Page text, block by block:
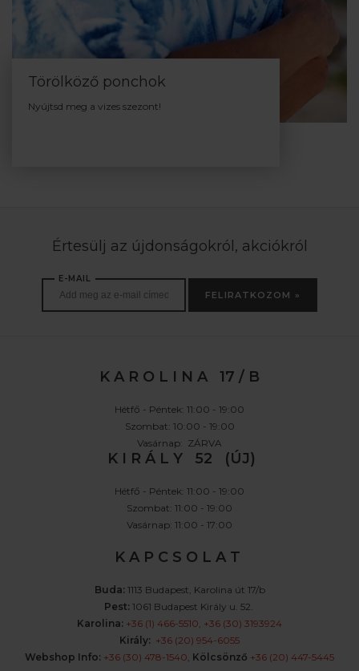
Törölköző ponchok
Nyújtsd meg a vizes szezont!
Értesülj az újdonságokról, akciókról
E-MAIL
FELIRATKOZOM »
K A R O L I N A 17 / B
Hétfő - Péntek: 11:00 - 19:00
Szombat: 10:00 - 19:00
Vasárnap: ZÁRVA
K I R Á L Y 52 (ÚJ)
Hétfő - Péntek: 11:00 - 19:00
Szombat: 11:00 - 19:00
Vasárnap: 11:00 - 17:00
K A P C S O L A T
Buda: 1113 Budapest, Karolina út 17/b
Pest: 1061 Budapest Király u. 52.
Karolina: +36 (1) 466-5510, +36 (30) 3193924
Király: +36 (20) 954-6055
Webshop Info: +36 (30) 478-1540, Kölcsönző +36 (20) 447-5445